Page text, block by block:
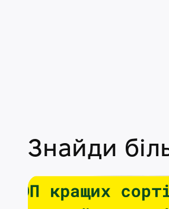
Знайди